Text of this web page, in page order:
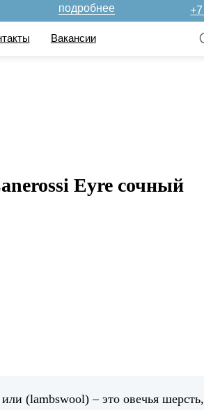
+7 (996) 450-11-96
Eyre сочный
(lambswool) – это овечья шерсть,